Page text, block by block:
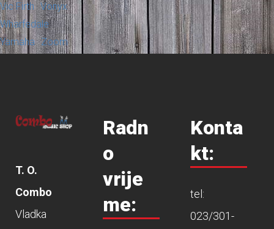
Vic Firth Vonyx
Wharfedale
Yamaha Zoom
T. O.
Combo
Vladka
Radn
o
vrije
me:
Konta
kt:
tel:
023/301-